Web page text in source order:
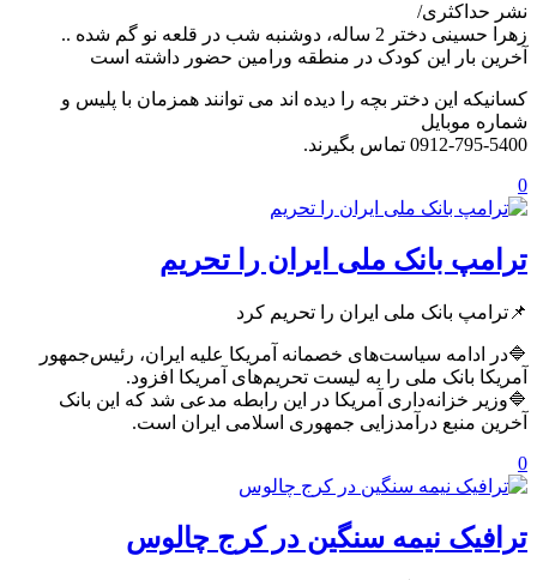
نشر حداکثری/
زهرا حسینی دختر 2 ساله، دوشنبه شب در قلعه نو گم شده ..
آخرین بار این کودک در منطقه ورامین حضور داشته است
کسانیکه این دختر بچه را دیده اند می توانند همزمان با پلیس و
شماره موبایل
0912-795-5400 تماس بگیرند.
0
ترامپ بانک ملی ایران را تحریم
📌ترامپ بانک ملی ایران را تحریم کرد
🔷در ادامه سیاست‌های خصمانه آمریکا علیه ایران، رئیس‌جمهور
آمریکا بانک ملی را به لیست تحریم‌های آمریکا افزود.
🔷وزیر خزانه‌داری آمریکا در این رابطه مدعی شد که این بانک
آخرین منبع درآمدزایی جمهوری اسلامی ایران است.
0
ترافیک نیمه سنگین در کرج چالوس